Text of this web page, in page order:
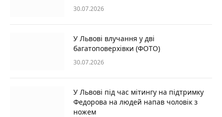
30.07.2026
У Львові влучання у дві
багатоповерхівки (ФОТО)
30.07.2026
У Львові під час мітингу на підтримку
Федорова на людей напав чоловік з
ножем